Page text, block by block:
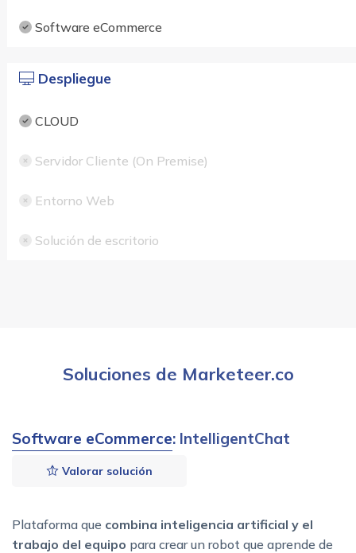
Software eCommerce
Despliegue
CLOUD
Servidor Cliente (On Premise)
Entorno Web
Solución de escritorio
Soluciones de Marketeer.co
Software eCommerce: IntelligentChat
Valorar solución
Plataforma que combina inteligencia artificial y el
trabajo del equipo para crear un robot que aprende de